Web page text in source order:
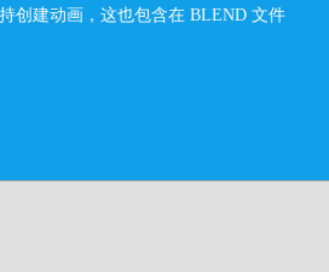
创建动画，这也包含在 BLEND 文件